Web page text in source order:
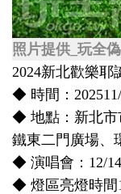
照片提供_玩全
2024新北歡樂耶
◆ 時間：
◆ 地點：新北市
鐵東二門廣場、
◆ 演唱會：12/
◆ 燈區亮燈時間